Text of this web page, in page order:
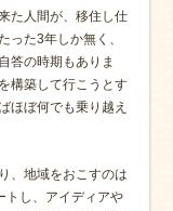
た人間が、移住し仕
った3年しか無く、
答の時期もありま
構築して行こうとす
ほぼ何でも乗り越え
、地域をおこすのは
トし、アイディアや